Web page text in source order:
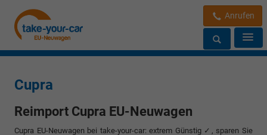
Anrufen
Cupra
Reimport Cupra EU-Neuwagen
Cupra EU-Neuwagen bei take-your-car: extrem Günstig ✓, sparen Sie